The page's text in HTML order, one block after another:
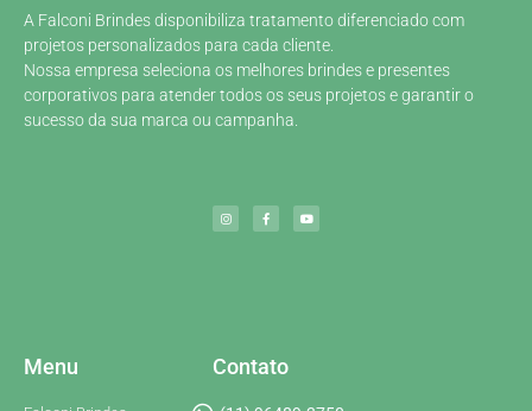
A Falconi Brindes disponibiliza tratamento diferenciado com
projetos personalizados para cada cliente.
Nossa empresa seleciona os melhores brindes e presentes
corporativos para atender todos os seus projetos e garantir o
sucesso da sua marca ou campanha.
Menu Contato